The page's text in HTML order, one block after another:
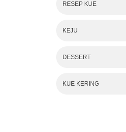
RESEP KUE
KEJU
DESSERT
KUE KERING